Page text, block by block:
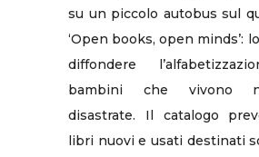
su un piccolo autobus sul
‘Open books, open minds’:
diffondere
bambini che vivono
disastrate. Il catalogo
libri nuovi e usati destinati